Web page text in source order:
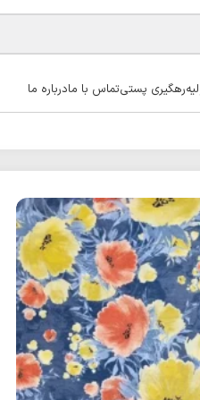
رهگیری پستیتماس با مادرباره ما